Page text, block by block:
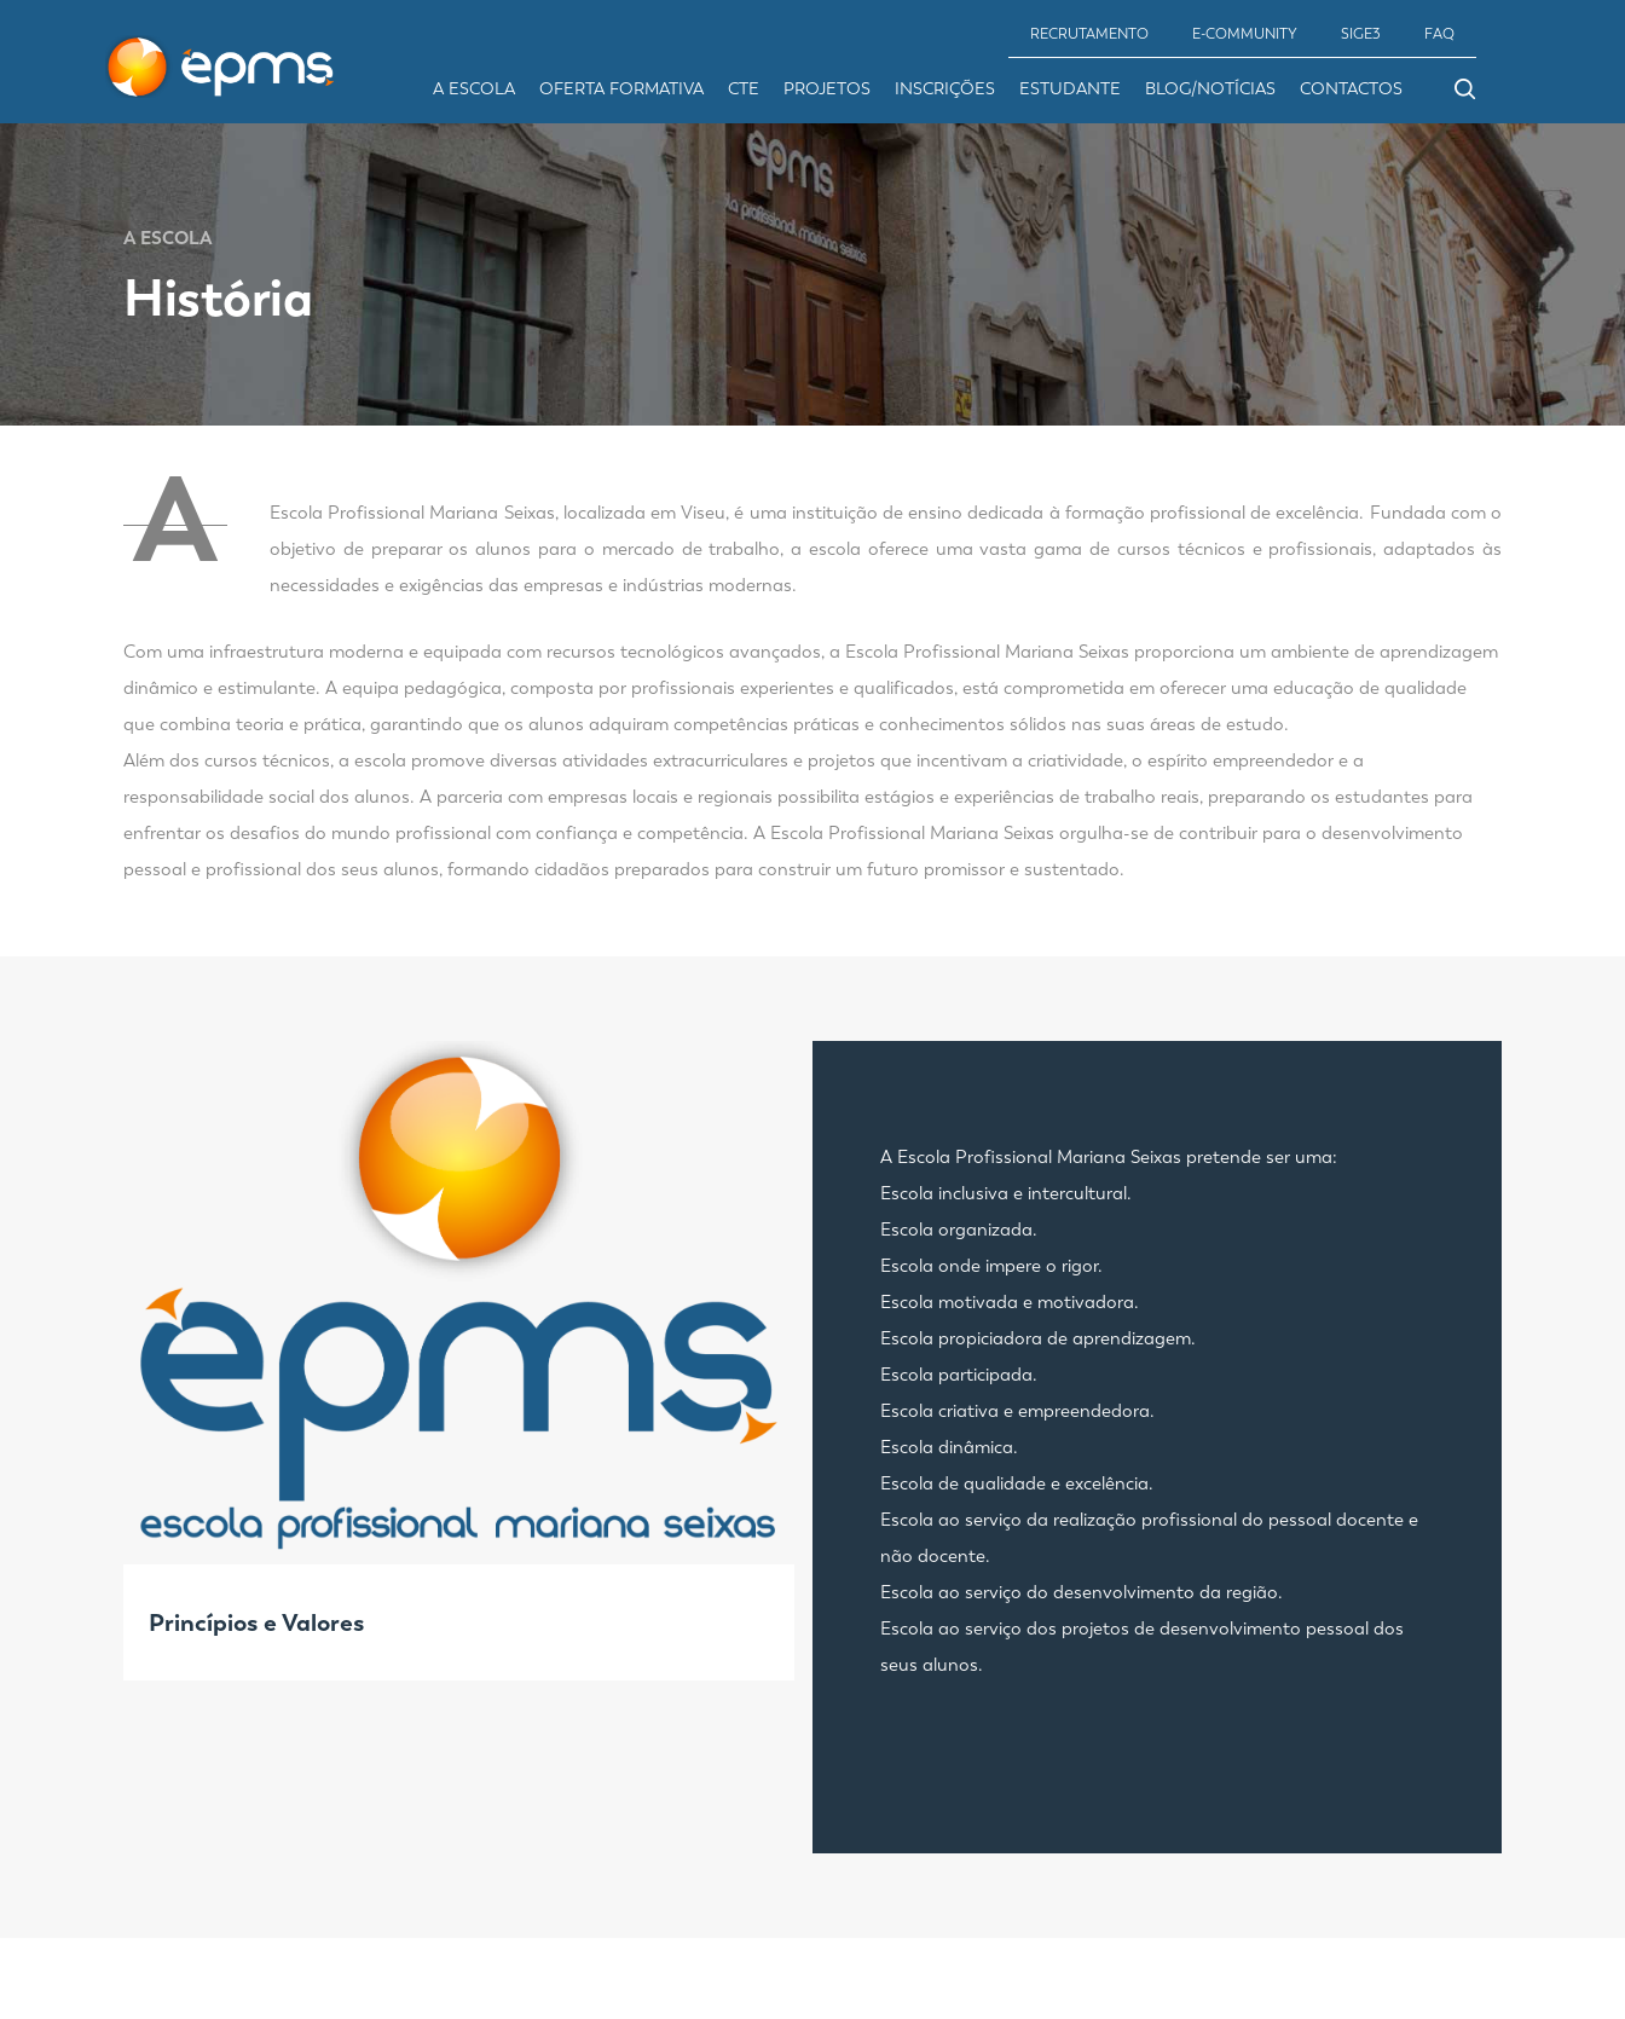
RECRUTAMENTO E-COMMUNITY SIGE3 FAQ
A ESCOLA OFERTA FORMATIVA CTE PROJETOS INSCRIÇÕES ESTUDANTE BLOG/NOTÍCIAS CONTACTOS
A ESCOLA
História
A
Escola Profissional Mariana Seixas, localizada em Viseu, é uma instituição de ensino dedicada à formação profissional de excelência. Fundada com o
objetivo de preparar os alunos para o mercado de trabalho, a escola oferece uma vasta gama de cursos técnicos e profissionais, adaptados às
necessidades e exigências das empresas e indústrias modernas.
Com uma infraestrutura moderna e equipada com recursos tecnológicos avançados, a Escola Profissional Mariana Seixas proporciona um ambiente de aprendizagem
dinâmico e estimulante. A equipa pedagógica, composta por profissionais experientes e qualificados, está comprometida em oferecer uma educação de qualidade
que combina teoria e prática, garantindo que os alunos adquiram competências práticas e conhecimentos sólidos nas suas áreas de estudo.
Além dos cursos técnicos, a escola promove diversas atividades extracurriculares e projetos que incentivam a criatividade, o espírito empreendedor e a
responsabilidade social dos alunos. A parceria com empresas locais e regionais possibilita estágios e experiências de trabalho reais, preparando os estudantes para
enfrentar os desafios do mundo profissional com confiança e competência. A Escola Profissional Mariana Seixas orgulha-se de contribuir para o desenvolvimento
pessoal e profissional dos seus alunos, formando cidadãos preparados para construir um futuro promissor e sustentado.
Princípios e Valores
A Escola Profissional Mariana Seixas pretende ser uma:
Escola inclusiva e intercultural.
Escola organizada.
Escola onde impere o rigor.
Escola motivada e motivadora.
Escola propiciadora de aprendizagem.
Escola participada.
Escola criativa e empreendedora.
Escola dinâmica.
Escola de qualidade e excelência.
Escola ao serviço da realização profissional do pessoal docente e
não docente.
Escola ao serviço do desenvolvimento da região.
Escola ao serviço dos projetos de desenvolvimento pessoal dos
seus alunos.